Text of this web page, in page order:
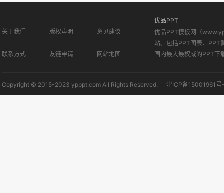
关于我们 版权声明 意见建议
联系方式 友链申请 网站地图
优品PPT
优品PPT模板网（
站。包括PPT图表、PPT
国内最大最权威的PPT下
Copyright © 2015-2023 ypppt.com All Rights Reserved. 津ICP备15001961号